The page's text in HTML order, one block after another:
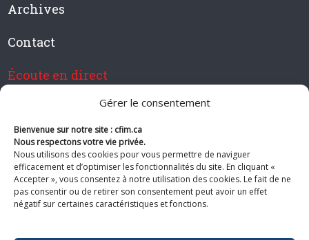
Gérer le consentement
Bienvenue sur notre site : cfim.ca
Nous respectons votre vie privée.
Nous utilisons des cookies pour vous permettre de naviguer
efficacement et d’optimiser les fonctionnalités du site. En cliquant «
Accepter », vous consentez à notre utilisation des cookies. Le fait de ne
pas consentir ou de retirer son consentement peut avoir un effet
négatif sur certaines caractéristiques et fonctions.
Archives
Contact
Écoute en direct
Devenir membre de CFIM
Suivez-nous